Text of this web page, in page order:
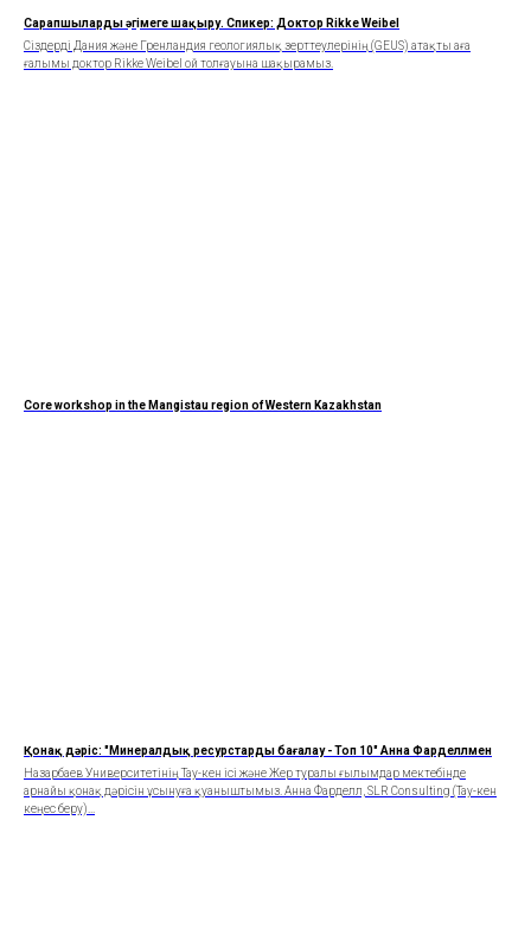
Сарапшылардың әңгімеге шақыру. Спикер: Доктор Rikke Weibel
Сіздерді Дания және Гренландия геологиялық зерттеулерінің (GEUS) атақты аға
ғалымы доктор Rikke Weibel ой толғауына шақырамыз.
Core workshop in the Mangistau region of Western Kazakhstan
Қонақ дәріс: "Минералдық ресурстарды бағалау - Топ 10" Анна Фарделлмен
Назарбаев Университетінің Тау-кен ісі және Жер туралы ғылымдар мектебінде
арнайы қонақ дәрісін ұсынуға қуаныштымыз. Анна Фарделл, SLR Consulting (Тау-кен
кеңес беру)...